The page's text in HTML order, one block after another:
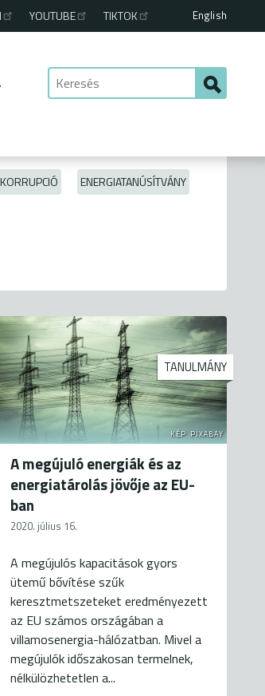
English
YOUTUBE TIKTOK
KORRUPCIÓ ENERGIATANÚSÍTVÁNY
KÉP: PIXABAY
TANULMÁNY
A megújuló energiák és az
energiatárolás jövője az EU-
ban
2020. július 16.
A megújulós kapacitások gyors
ütemű bővítése szűk
keresztmetszeteket eredményezett
az EU számos országában a
villamosenergia-hálózatban. Mivel a
megújulók időszakosan termelnek,
nélkülözhetetlen a...